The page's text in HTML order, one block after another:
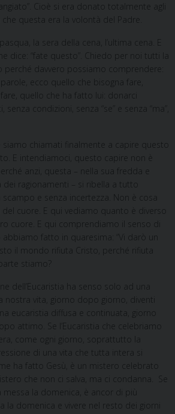
Cioè si era donato totalmente agli
questa era la volontà del Padre.
la sera della cena, l’ultima cena. E
dice: “fate questo”. Chiedo per noi tutti la
perché davvero possiamo comprendere:
ecco quello che bisogna fare,
fare, quello che ha fatto lui: donarci
condizioni, senza “se” e senza “ma”,
chiamati finalmente a capire questo
E intendiamoci, questo capire non è
anzi, questa – nella sua fredda e
ragionamenti – si ribella a tutto
scampo e senza incertezza. Non è cosa
del cuore. E qui vediamo quanto è diverso
cuore. E qui comprendiamo il senso di
fatto in quaresima: “Vi darò un
il mondo rifiuta Cristo, perché rifiuta
stiamo?
dell’Eucaristia ha senso solo ad una
nostra vita, giorno dopo giorno, diventi
eucaristia diffusa e continuata, giorno
attimo. Se l’Eucaristia che celebriamo
come ogni giorno, soprattutto la
di una vita che tutta intera si
ha fatto Gesù, è un mistero celebrato
che non ci salva, ma ci condanna. Se
messa la domenica, è ancor di più
la domenica e vivere nel resto dei giorni